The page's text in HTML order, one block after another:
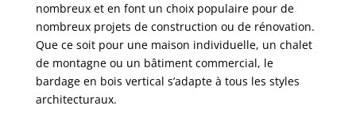
nombreux et en font un choix populaire pour de
nombreux projets de construction ou de rénovation.
Que ce soit pour une maison individuelle, un chalet
de montagne ou un bâtiment commercial, le
bardage en bois vertical s’adapte à tous les styles
architecturaux.